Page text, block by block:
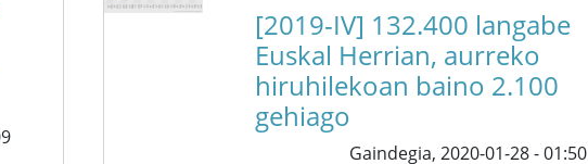
[2019-IV] 132.400 langabe
Euskal Herrian, aurreko
hiruhilekoan baino 2.100
gehiago
Gaindegia, 2020-01-28 - 01:50